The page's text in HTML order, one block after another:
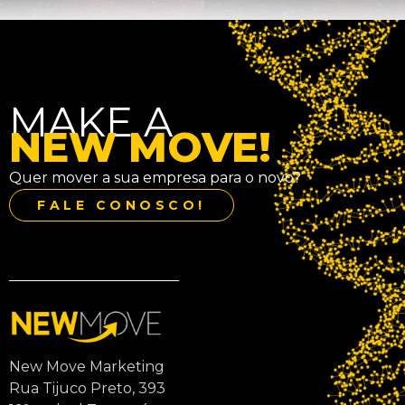
MAKE A
NEW MOVE!
Quer mover a sua empresa para o novo?
FALE CONOSCO!
New Move Marketing
Rua Tijuco Preto, 393